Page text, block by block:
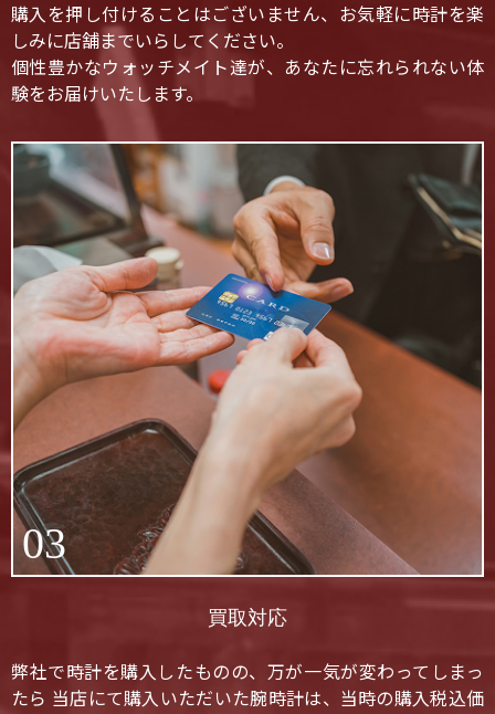
購入を押し付けることはございません、お気軽に時計を楽
しみに店舗までいらしてください。
個性豊かなウォッチメイト達が、あなたに忘れられない体
験をお届けいたします。
03
買取対応
弊社で時計を購入したものの、万が一気が変わってしまっ
たら 当店にて購入いただいた腕時計は、当時の購入税込価